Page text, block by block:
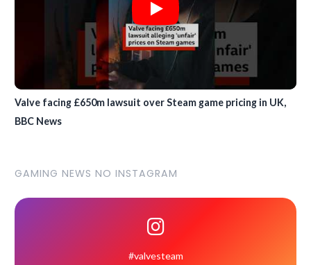
Valve facing £650m lawsuit over Steam game pricing in UK,
BBC News
GAMING NEWS NO INSTAGRAM
#valvesteam